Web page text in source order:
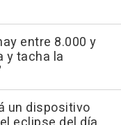
entre 8.000 y
y tacha la
un dispositivo